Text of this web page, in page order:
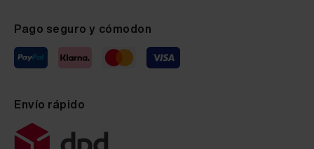
Pago seguro y cómodon
Envío rápido